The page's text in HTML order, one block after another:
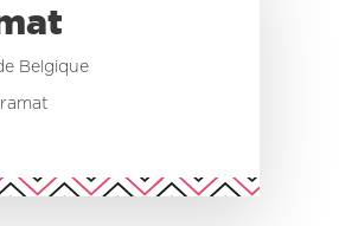
Belgique